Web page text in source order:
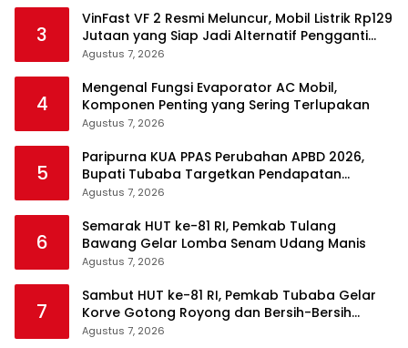
3
VinFast VF 2 Resmi Meluncur, Mobil Listrik Rp129
Jutaan yang Siap Jadi Alternatif Pengganti
Motor
Agustus 7, 2026
4
Mengenal Fungsi Evaporator AC Mobil,
Komponen Penting yang Sering Terlupakan
Agustus 7, 2026
5
Paripurna KUA PPAS Perubahan APBD 2026,
Bupati Tubaba Targetkan Pendapatan
Daerah Rp820,3 Miliar
Agustus 7, 2026
6
Semarak HUT ke-81 RI, Pemkab Tulang
Bawang Gelar Lomba Senam Udang Manis
Agustus 7, 2026
7
Sambut HUT ke-81 RI, Pemkab Tubaba Gelar
Korve Gotong Royong dan Bersih-Bersih
Serentak
Agustus 7, 2026